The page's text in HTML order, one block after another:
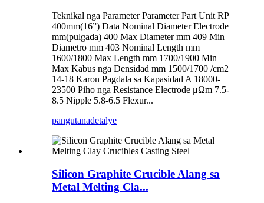
Teknikal nga Parameter Parameter Part Unit RP
400mm(16”) Data Nominal Diameter Electrode
mm(pulgada) 400 Max Diameter mm 409 Min
Diametro mm 403 Nominal Length mm
1600/1800 Max Length mm 1700/1900 Min
Max Kabus nga Densidad mm 1500/1700 /cm2
14-18 Karon Pagdala sa Kapasidad A 18000-
23500 Piho nga Resistance Electrode μΩm 7.5-
8.5 Nipple 5.8-6.5 Flexur...
pangutanadetalye
Silicon Graphite Crucible Alang sa
Metal Melting Cla...